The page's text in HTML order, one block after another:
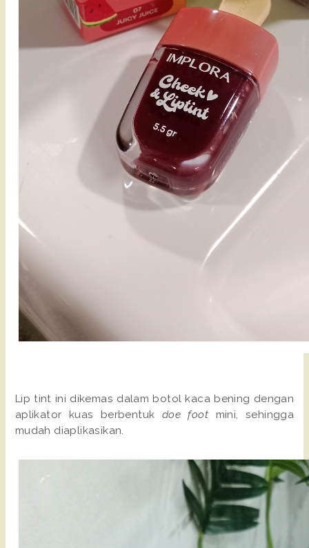
Lip tint ini dikemas dalam botol kaca bening dengan
aplikator kuas berbentuk doe foot mini, sehingga
mudah diaplikasikan.